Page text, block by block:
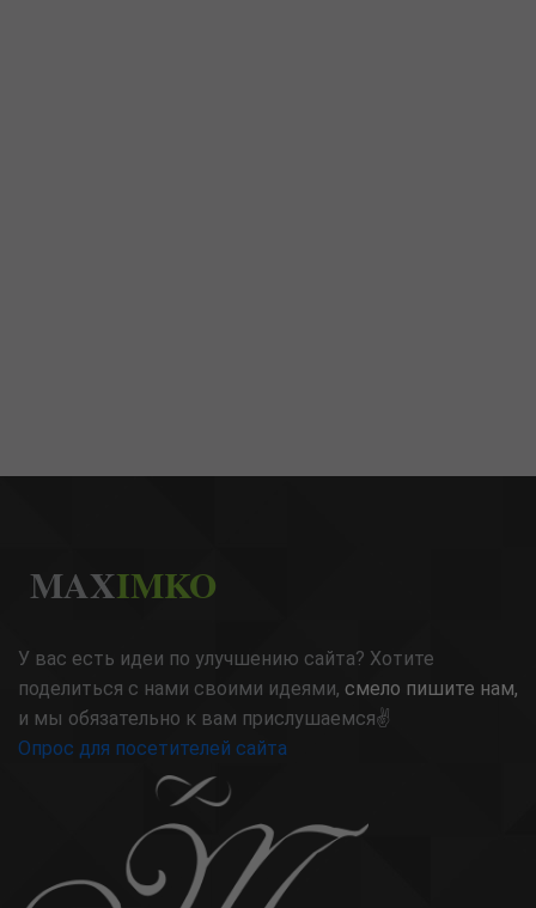
MAXIMKO
У вас есть идеи по улучшению сайта? Хотите
поделиться с нами своими идеями, смело пишите нам,
и мы обязательно к вам прислушаемся✌
Опрос для посетителей сайта